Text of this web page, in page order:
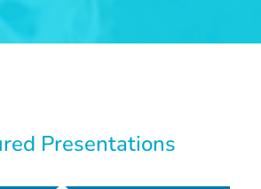
Presentations